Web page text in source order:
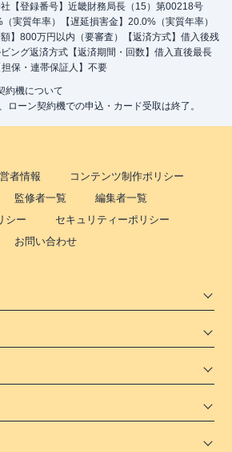
【登録番号】近畿財務局長（15）第00218号
実質年率）【遅延損害金】20.0%（実質年率）
額】800万円以内（要審査）【返済方式】借入後残
ング返済方式【返済期間・回数】借入直後最長
保・連帯保証人】不要
約機について
ーン契約機での申込・カード受取は終了。
者情報
コンテンツ制作ポリシー
監修者一覧
編集者一覧
シー
セキュリティーポリシー
お問い合わせ